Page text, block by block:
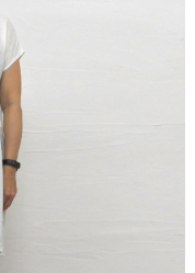
洗える上、そうやって
ってその乱雑さ、しま
じで親しみを覚えて好
て、エレガントなのに
ったリネンには、熱狂
てみたくなった頃、自
のものだけだというこ
しにとって、リネン
ではないかと思いま